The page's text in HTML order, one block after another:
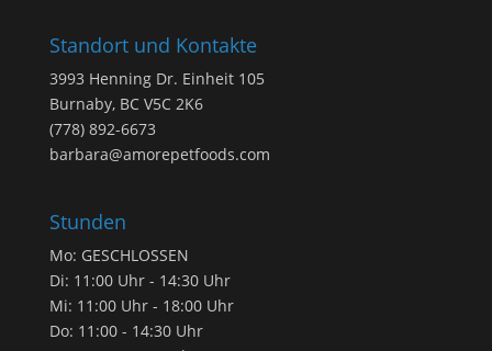
Standort und Kontakte
3993 Henning Dr. Einheit 105
Burnaby, BC V5C 2K6
(778) 892-6673
barbara@amorepetfoods.com
Stunden
Mo: GESCHLOSSEN
Di: 11:00 Uhr - 14:30 Uhr
Mi: 11:00 Uhr - 18:00 Uhr
Do: 11:00 - 14:30 Uhr